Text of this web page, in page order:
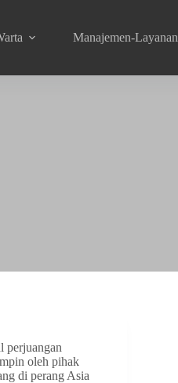
Manajemen-Layanan
perjuangan
oleh pihak
di perang Asia